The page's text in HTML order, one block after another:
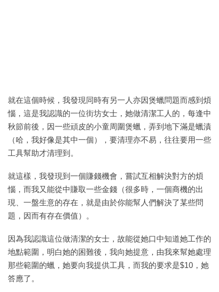
就在這個時候，我發現同時有另一人亦因煲蠟問題而感到煩
惱，這是我認識的一位街坊女士，她做清潔工人的，每逢中
秋節前後，因一些頑皮的小童周圍煲蠟，弄到地下滿是蠟漬
（哈，我好像是其中一個），要清理亦不易，往往要用一些
工具幫助才清理到。
就這樣，我發現到一個賺錢機會，嘗試互相解決對方的煩
惱，而我又能從中賺取一些金錢（很多時，一個商機的出
現、一盤生意的存在，就是由於你能幫人們解決了某些問
題，因而有存在價值）。
因為我認識這位做清潔的女士，故能從她口中知道她工作的
地點範圍，明白她的困難後，我向她提意，由我來幫她處理
那些範圍的蠟，她要向我提供工具，而我的要求是$10，她
答應了。